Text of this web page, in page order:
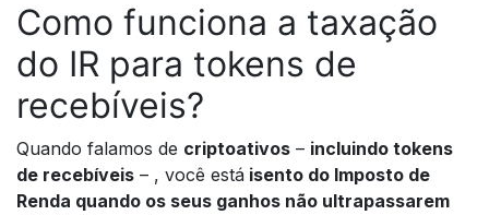
Como funciona a taxação
do IR para tokens de
recebíveis?
Quando falamos de criptoativos – incluindo tokens
de recebíveis – , você está isento do Imposto de
Renda quando os seus ganhos não ultrapassarem